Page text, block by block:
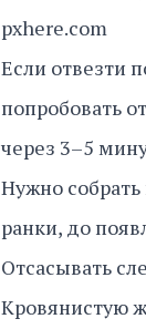
pxhere.com
Если отвезти
попробовать
через 3–5
Нужно собрать
ранки, до
Отсасывать
Кровянистую